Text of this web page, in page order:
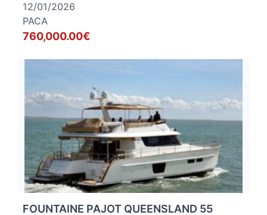
12/01/2026
PACA
760,000.00€
FOUNTAINE PAJOT QUEENSLAND 55